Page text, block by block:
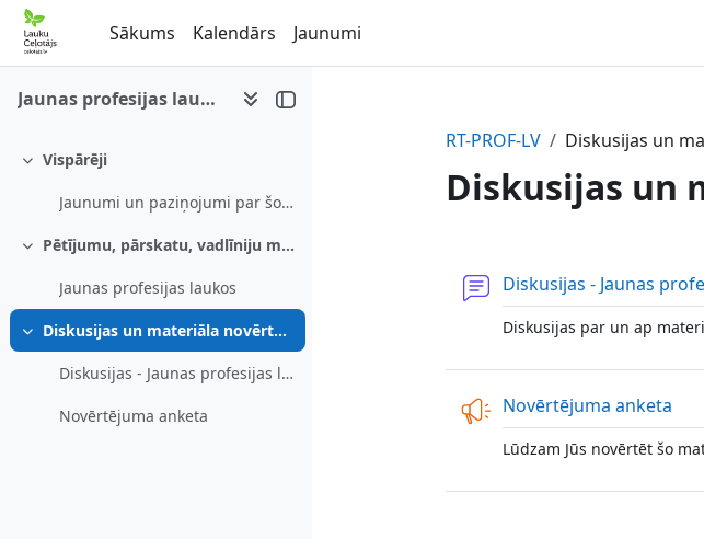
Atvērt galveno saturu
Sākums
Kalendārs Jaunumi
Jaunas profesijas laukos
Savērst
Vispārēji
Jaunumi un paziņojumi par šo e-mācību materiālu
Savērst Pētījumu, pārskatu, vadlīniju materiāls
Jaunas profesijas laukos
Savērst Diskusijas un materiāla novērtējums
Diskusijas - Jaunas profesijas laukos
Novērtējuma anketa
RT-PROF-LV
Diskusijas un
Diskusijas un
Diskusijas - Jaunas
Diskusijas par un ap
Novērtējuma anketa
Lūdzam Jūs novērtēt šo